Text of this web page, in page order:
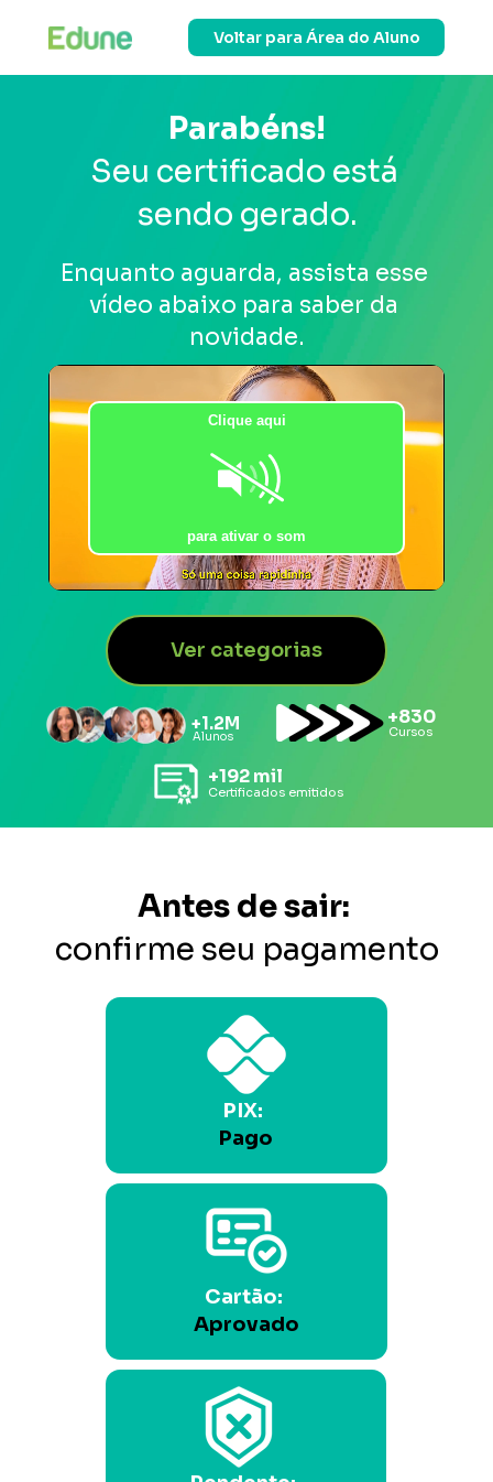
Voltar para Área do Aluno
Parabéns!
Seu certificado está
sendo gerado.
Enquanto aguarda, assista esse
vídeo abaixo para saber da
novidade.
Ver categorias
+192 mil
+830
+1.2M
Certificados emitidos
Cursos
Alunos
Antes de sair:
confirme seu pagamento
PIX:
Pago
Cartão:
Aprovado